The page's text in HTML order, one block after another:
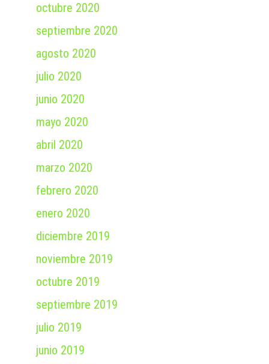
octubre 2020
septiembre 2020
agosto 2020
julio 2020
junio 2020
mayo 2020
abril 2020
marzo 2020
febrero 2020
enero 2020
diciembre 2019
noviembre 2019
octubre 2019
septiembre 2019
julio 2019
junio 2019